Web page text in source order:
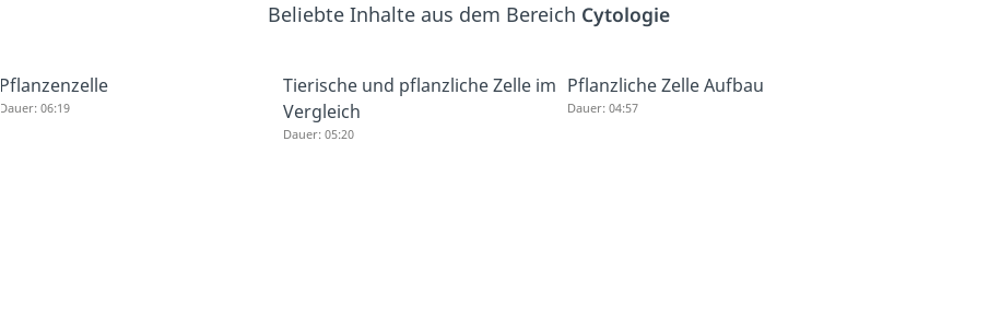
Beliebte Inhalte aus dem Bereich Cytologie
Pflanzenzelle
Dauer: 06:19
Tierische und pflanzliche Zelle im
Vergleich
Dauer: 05:20
Pflanzliche Zelle Aufbau
Dauer: 04:57